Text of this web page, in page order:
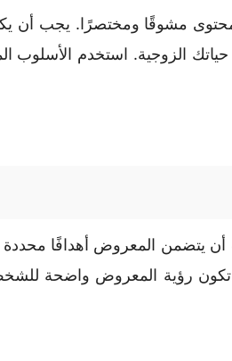
المحتوى مشوقًا ومختصرًا. يجب
حياتك الزوجية. استخدم
المعروض أهدافًا محددة
تكون رؤية المعروض واضحة